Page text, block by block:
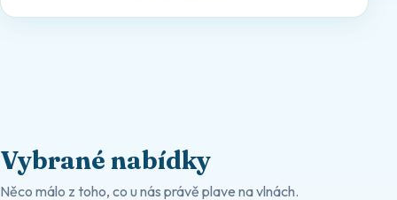
Vybrané nabídky
Něco málo z toho, co u nás právě plave na vlnách.